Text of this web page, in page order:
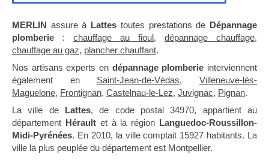
MERLIN assure à Lattes toutes prestations de Dépannage
plomberie : chauffage au fioul, dépannage chauffage,
chauffage au gaz, plancher chauffant.
Nos artisans experts en dépannage plomberie interviennent
également en Saint-Jean-de-Védas,Villeneuve-lès-
Maguelone, Frontignan, Castelnau-le-Lez, Juvignac, Pignan.
La ville de Lattes, de code postal 34970, appartient au
département Héraultet à la région Languedoc-Roussillon-
Midi-Pyrénées. En 2010, la ville comptait 15927 habitants. La
ville la plus peuplée du département est Montpellier.